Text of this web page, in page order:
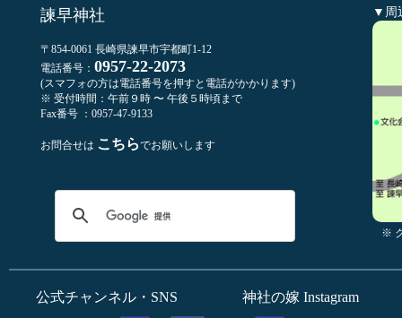
諫早神社
〒854-0061 長崎県諫早市宇都町1-12
電話番号： 0957-22-2073
(スマフォの方は電話番号を押すと電話がかかります)
※ 受付時間：午前９時 〜 午後５時頃まで
Fax番号 ：0957-47-9133
お問合せは こちらでお願いします
▼周
※
公式チャンネル・SNS 神社の嫁 Instagram